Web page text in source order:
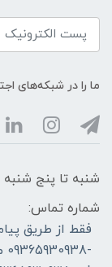
ما را در شبکه‌های
شنبه تا پنج شنبه 9:00 الی 19:00
شماره تماس:
فقط از طریق